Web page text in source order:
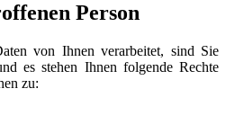
Person
von Ihnen verarbeitet, sind Sie
es stehen Ihnen folgende Rechte
zu: